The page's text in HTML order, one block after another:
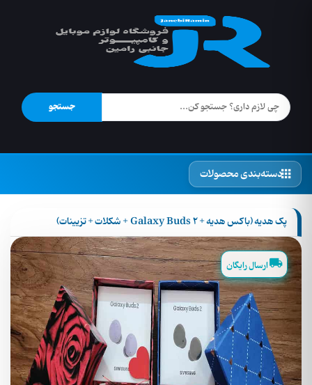
جستجو
دسته‌بندی محصولات
پک هدیه (باکس هدیه + Galaxy Buds 2 + شکلات + تزیینات)
ارسال رایگان